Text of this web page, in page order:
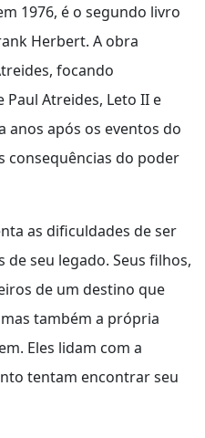
1976, é o segundo livro
Herbert. A obra
focando
Atreides, Leto II e
anos após os eventos do
consequências do poder
as dificuldades de ser
seu legado. Seus filhos,
de um destino que
também a própria
Eles lidam com a
tentam encontrar seu